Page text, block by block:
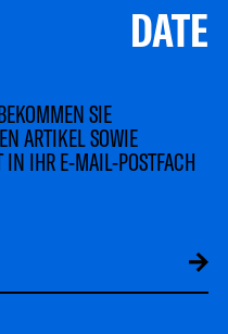
SIE
ARTIKEL SOWIE
IHR E-MAIL-POSTFACH